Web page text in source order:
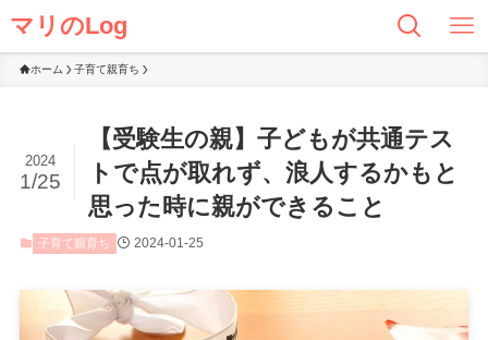
マリのLog
ホーム 子育て親育ち
【受験生の親】子どもが共通テス
トで点が取れず、浪人するかもと
思った時に親ができること
2024
1/25
子育て親育ち 2024-01-25